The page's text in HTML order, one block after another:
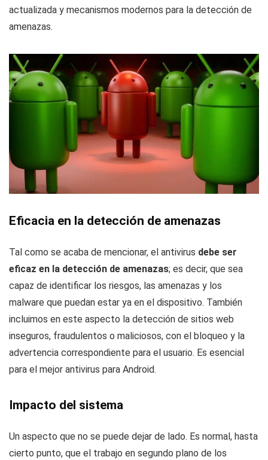
actualizada y mecanismos modernos para la detección de
amenazas.
Eficacia en la detección de amenazas
Tal como se acaba de mencionar, el antivirus debe ser
eficaz en la detección de amenazas; es decir, que sea
capaz de identificar los riesgos, las amenazas y los
malware que puedan estar ya en el dispositivo. También
incluimos en este aspecto la detección de sitios web
inseguros, fraudulentos o maliciosos, con el bloqueo y la
advertencia correspondiente para el usuario. Es esencial
para el mejor antivirus para Android.
Impacto del sistema
Un aspecto que no se puede dejar de lado. Es normal, hasta
cierto punto, que el trabajo en segundo plano de los